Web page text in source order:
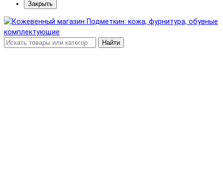
Закрыть
Найти